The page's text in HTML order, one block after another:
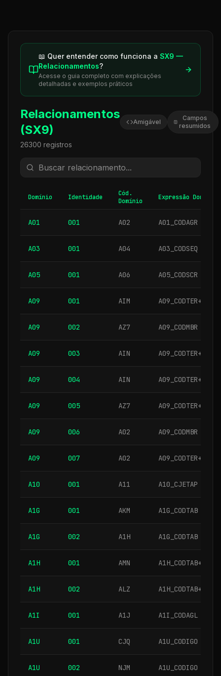
📖 Quer entender como funciona a SX9 —
Relacionamentos?
Acesse o guia completo com explicações
detalhadas e exemplos práticos
Relacionamentos
(SX9)
Amigável
Campos
resumidos
26300 registros
Domínio Identidade
Cód.
Domínio
Expressão Dom.
A01 001 A02 A01_CODAGR
A03 001 A04 A03_CODSEQ
A05 001 A06 A05_CODSCR
A09 001 AIM
A09 002 AZ7 A09_CODMBR
A09 003 AIN
A09 004 AIN
A09 005 AZ7
A09 006 A02 A09_CODMBR
A09 007 A02
A10 001 A11 A10_CJETAP
A1G 001 AKM A1G_CODTAB
A1G 002 A1H A1G_CODTAB
A1H 001 AMN
A1H 002 ALZ
A1I 001 A1J A1I_CODAGL
A1U 001 CJQ A1U_CODIGO
A1U 002 NJM A1U_CODIGO